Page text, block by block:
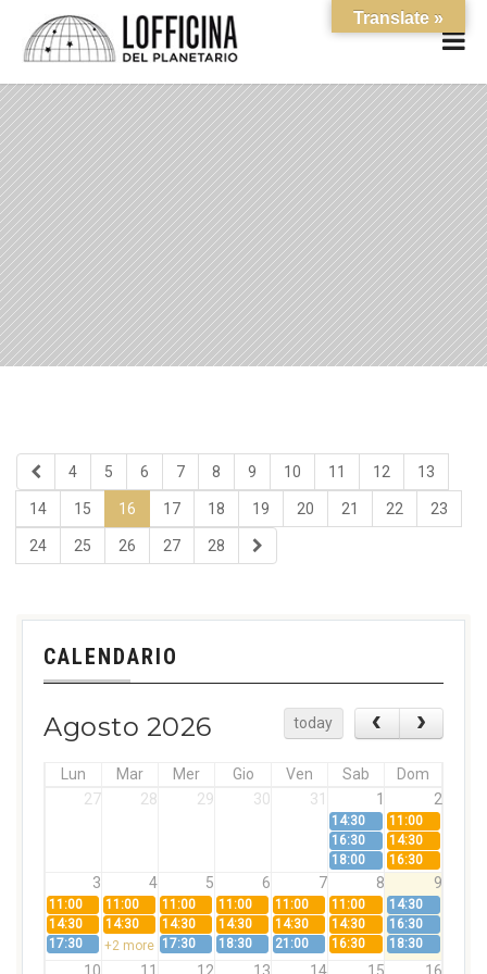
4 5 6 7 8 9 10 11 12 13
14 15 16 17 18 19 20 21 22 23
24 25 26 27 28
CALENDARIO
Agosto 2026 today
Lun Mar Mer Gio Ven Sab
Dom
27
28 29 30 31 1 2
14:30
11:00
16:30
14:30
18:00
16:30
3 4 5 6 7 8 9
11:00 11:00 11:00 11:00 11:00 11:00
14:30
14:30
14:30 14:30 14:30 14:30 14:30
16:30
17:30
+2 more 17:30 18:30 21:00 16:30 18:30
Translate »